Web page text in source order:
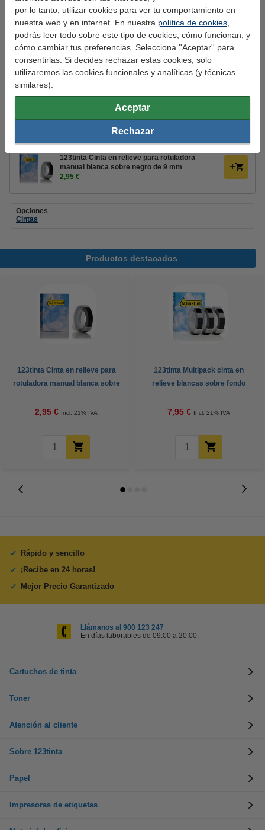
por lo tanto, utilizar cookies para ver tu comportamiento en
nuestra web y en internet. En nuestra política de cookies
podrás leer todo sobre este tipo de cookies, cómo funcionan, y
cómo cambiar tus preferencias. Selecciona ''Aceptar'' para
consentirlas. Si decides rechazar estas cookies, solo
utilizaremos las cookies funcionales y analíticas (y técnicas
similares).
Aceptar
Rechazar
Consejo: añade más cintas
123tinta Multipack cinta en relieve blancas
sobre fondo negro de 9 mm
7,95 €
123tinta Multipack Cintas en relieve 3 colores
Pack 5x 123tinta cinta en relieve blanca sobre
123tinta Cinta en relieve para rotuladora
manual blanca sobre negro de 9 mm
2,95 €
Opciones
Cintas
Productos destacados
123tinta Cinta en relieve para
rotuladora manual blanca sobre
2,95 € Incl. 21% IVA
123tinta Multipack cinta en
relieve blancas sobre fondo
7,95 € Incl. 21% IVA
Rápido y sencillo
¡Recibe en 24 horas!
Mejor Precio Garantizado
Llámanos al 900 123 247
En días laborables de 09:00 a 20:00.
Cartuchos de tinta
Toner
Atención al cliente
Sobre 123tinta
Papel
Impresoras de etiquetas